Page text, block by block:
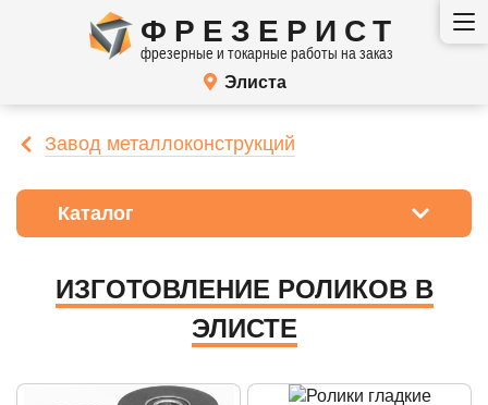
ФРЕЗЕРИСТ
фрезерные и токарные работы на заказ
Элиста
Завод металлоконструкций
Каталог
ИЗГОТОВЛЕНИЕ РОЛИКОВ В
ЭЛИСТЕ